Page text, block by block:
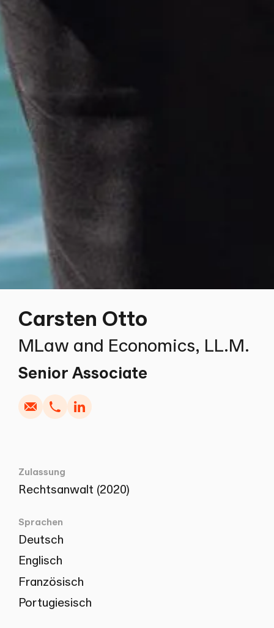
Carsten Otto
MLaw and Economics, LL.M.
Senior Associate
Anrufen Kopieren
Zulassung
Rechtsanwalt (2020)
Sprachen
Deutsch
Englisch
Französisch
Portugiesisch